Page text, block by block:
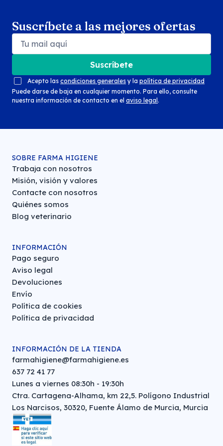
Suscríbete a las mejores ofertas
Suscríbete
Acepto las condiciones generales y la política de privacidad
Puede darse de baja en cualquier momento. Para ello, consulte
nuestra información de contacto en el aviso legal .
SOBRE FARMA HIGIENE
Trabaja con nosotros
Misión, visión y valores
Contacte con nosotros
Quiénes somos
Blog veterinario
INFORMACIÓN
Pago seguro
Aviso legal
Devoluciones
Envío
Política de cookies
Política de privacidad
INFORMACIÓN DE LA TIENDA
farmahigiene@farmahigiene.es
637 72 41 77
Lunes a viernes 08:30h - 19:30h
Ctra. Cartagena-Alhama, km 22,5. Polígono Industrial
Los Narcisos, 30320, Fuente Álamo de Murcia, Murcia